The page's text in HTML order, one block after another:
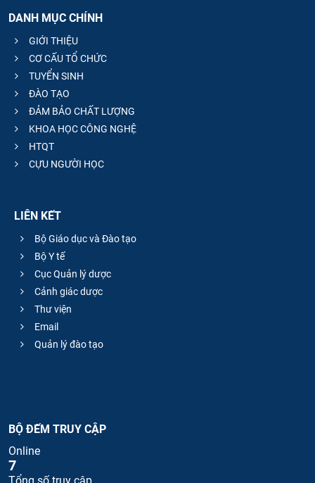
DANH MỤC CHÍNH
GIỚI THIỆU
CƠ CẤU TỔ CHỨC
TUYỂN SINH
ĐÀO TẠO
ĐẢM BẢO CHẤT LƯỢNG
KHOA HỌC CÔNG NGHỆ
HTQT
CỰU NGƯỜI HỌC
LIÊN KẾT
Bộ Giáo dục và Đào tạo
Bộ Y tế
Cục Quản lý dược
Cảnh giác dược
Thư viện
Email
Quản lý đào tạo
BỘ ĐẾM TRUY CẬP
Online
7